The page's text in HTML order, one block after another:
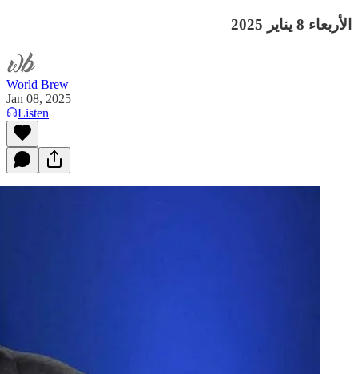
الأربعاء 8 يناير 2025
World Brew
Jan 08, 2025
Listen